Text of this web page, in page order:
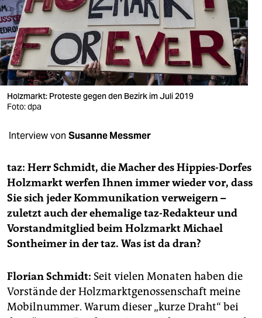
nord
wahrheit
verlag
verlag
veranstaltungen
shop
unterstützen
abo
genossenschaft
epaper login
Holzmarkt: Proteste gegen den Bezirk im Juli 2019
Foto: dpa
Interview von Susanne Messmer
taz: Herr Schmidt, die Macher des Hippies-Dorfes
Holzmarkt werfen Ihnen immer wieder vor, dass
Sie sich jeder Kommunikation verweigern –
zuletzt auch der ehemalige taz-Redakteur und
Vorstandmitglied beim Holzmarkt Michael
Sontheimer in der taz. Was ist da dran?
Florian Schmidt: Seit vielen Monaten haben die
Vorstände der Holzmarktgenossenschaft meine
Mobilnummer. Warum dieser „kurze Draht“ bei